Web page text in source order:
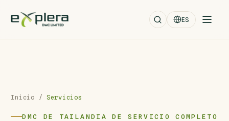
ES
Inicio / Servicios
DMC DE TAILANDIA DE SERVICIO COMPLETO